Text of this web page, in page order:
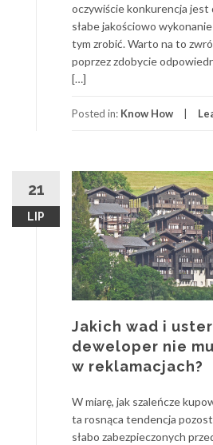
oczywiście konkurencja jest
słabe jakościowo
tym zrobić. Warto na to
poprzez zdobycie
[…]
Posted in: Know How
21
LIP
Jakich wad i
deweloper nie
w reklamacjach?
W miarę, jak szaleńcze
ta rosnąca tendencja
słabo zabezpieczonych